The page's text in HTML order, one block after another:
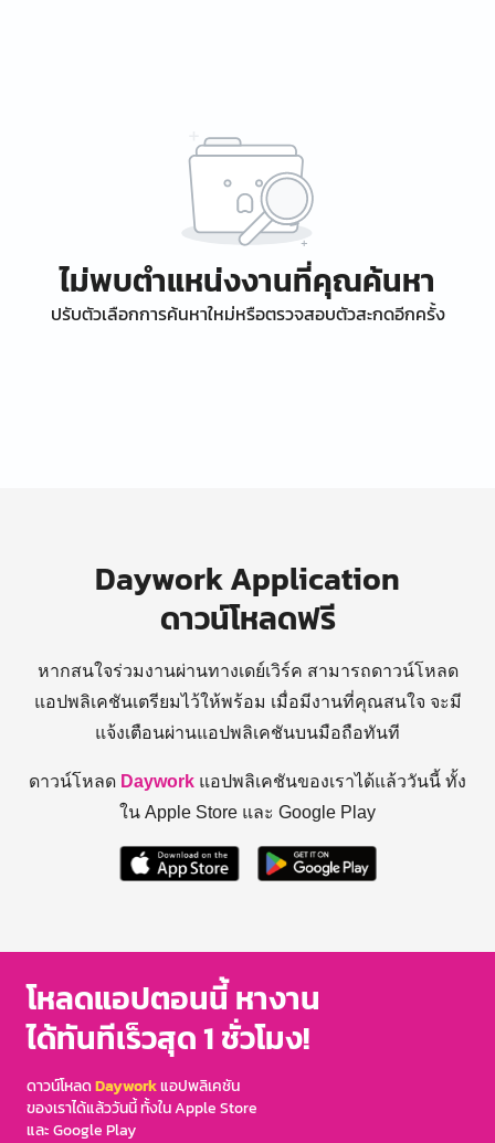
ไม่พบตำแหน่งงานที่คุณค้นหา
ปรับตัวเลือกการค้นหาใหม่หรือตรวจสอบตัวสะกดอีกครั้ง
Daywork Application
ดาวน์โหลดฟรี
หากสนใจร่วมงานผ่านทางเดย์เวิร์ค สามารถดาวน์โหลด
แอปพลิเคชันเตรียมไว้ให้พร้อม เมื่อมีงานที่คุณสนใจ จะมี
แจ้งเตือนผ่านแอปพลิเคชันบนมือถือทันที
ดาวน์โหลด Daywork แอปพลิเคชันของเราได้แล้ววันนี้ ทั้ง
ใน Apple Store และ Google Play
โหลดแอปตอนนี้ หางาน
ได้ทันทีเร็วสุด 1 ชั่วโมง!
ดาวน์โหลดDayworkแอปพลิเคชัน
ของเราได้แล้ววันนี้ ทั้งใน Apple Store
และ Google Play